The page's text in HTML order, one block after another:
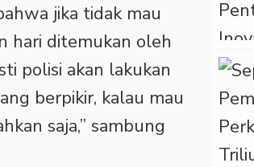
jika tidak mau
hari ditemukan oleh
polisi akan lakukan
berpikir, kalau mau
saja,” sambung